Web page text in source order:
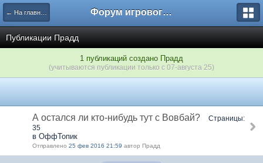
← На главную Форум игрового проекта Riverrise
Публикации Прадд
1 публикаций создано Прадд
(учитываются публикации только с 07-августа 25)
А остался ли кто-нибудь тут с Вовбай?
Страницы:
35
в ОффТопик
Отправлено 25 фев 2016 21:59 автор Прадд